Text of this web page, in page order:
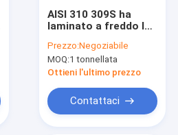
AISI 310 309S ha
laminato a freddo la
1219mm 1500mm
della bobina di
acciaio inossidabile
Prezzo:Negoziabile
MOQ:1 tonnellata
Ottieni l'ultimo prezzo
Contattaci